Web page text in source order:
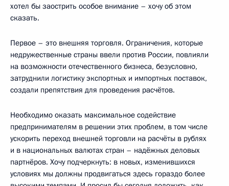
хотел бы заострить особое внимание – хочу об этом
сказать.
Первое – это внешняя торговля. Ограничения, которые
недружественные страны ввели против России, повлияли
на возможности отечественного бизнеса, безусловно,
затруднили логистику экспортных и импортных поставок,
создали препятствия для проведения расчётов.
Необходимо оказать максимальное содействие
предпринимателям в решении этих проблем, в том числе
ускорить переход внешней торговли на расчёты в рублях
и в национальных валютах стран – надёжных деловых
партнёров. Хочу подчеркнуть: в новых, изменившихся
условиях мы должны продвигаться здесь гораздо более